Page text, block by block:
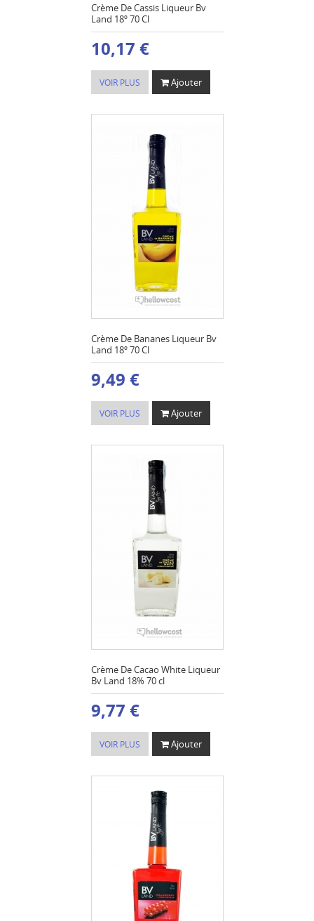
Crème De Cassis Liqueur Bv
Land 18º 70 Cl
10,17 €
VOIR PLUS Ajouter
Crème De Bananes Liqueur Bv
Land 18º 70 Cl
9,49 €
VOIR PLUS Ajouter
Crème De Cacao White Liqueur
Bv Land 18% 70 cl
9,77 €
VOIR PLUS Ajouter